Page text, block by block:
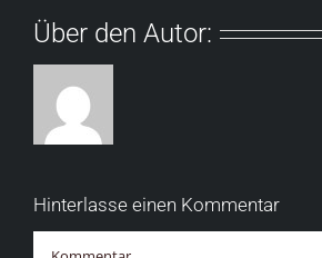
Über den Autor:
Hinterlasse einen Kommentar